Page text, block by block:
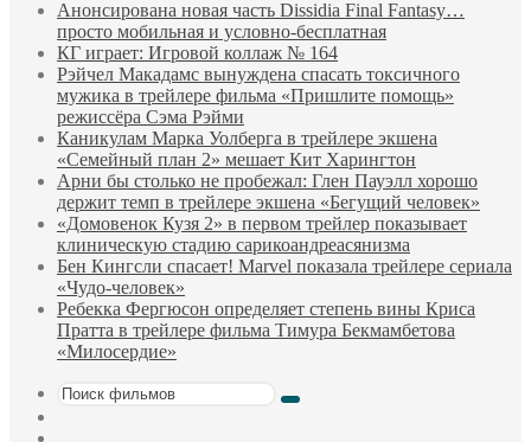
Анонсирована новая часть Dissidia Final Fantasy…
просто мобильная и условно-бесплатная
КГ играет: Игровой коллаж № 164
Рэйчел Макадамс вынуждена спасать токсичного
мужика в трейлере фильма «Пришлите помощь»
режиссёра Сэма Рэйми
Каникулам Марка Уолберга в трейлере экшена
«Семейный план 2» мешает Кит Харингтон
Арни бы столько не пробежал: Глен Пауэлл хорошо
держит темп в трейлере экшена «Бегущий человек»
«Домовенок Кузя 2» в первом трейлер показывает
клиническую стадию сарикоандреасянизма
Бен Кингсли спасает! Marvel показала трейлере сериала
«Чудо-человек»
Ребекка Фергюсон определяет степень вины Криса
Пратта в трейлере фильма Тимура Бекмамбетова
«Милосердие»
Поиск